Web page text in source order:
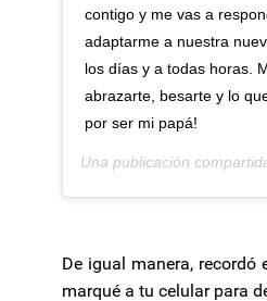
contigo y me vas a
adaptarme a nuestra
los días y a todas horas.
abrazarte, besarte y lo
por ser mi papá!
Una publicación
De igual manera,
marqué a tu celular para